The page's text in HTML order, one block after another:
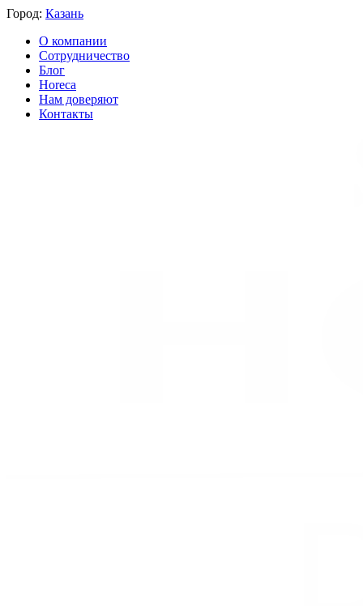
Город: Казань
О компании
Сотрудничество
Блог
Horeca
Нам доверяют
Контакты